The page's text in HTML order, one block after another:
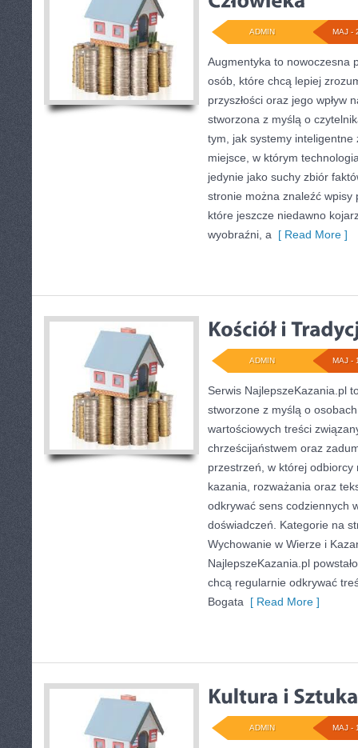
MAJ -
ADMIN
Augmentyka to nowoczesna
osób, które chcą lepiej
przyszłości oraz jego wpływ
stworzona z myślą o
tym, jak systemy inteligentne
miejsce, w którym
jedynie jako suchy zbiór
stronie można znaleźć wpisy
które jeszcze niedawno
wyobraźni, a [ Read More ]
MAJ -
ADMIN
Serwis NajlepszeKazania.pl
stworzone z myślą o
wartościowych treści
chrześcijaństwem oraz
przestrzeń, w której
kazania, rozważania oraz
odkrywać sens codziennych
doświadczeń. Kategorie na
Wychowanie w Wierze i
NajlepszeKazania.pl
chcą regularnie odkrywać
Bogata [ Read More ]
MAJ -
ADMIN